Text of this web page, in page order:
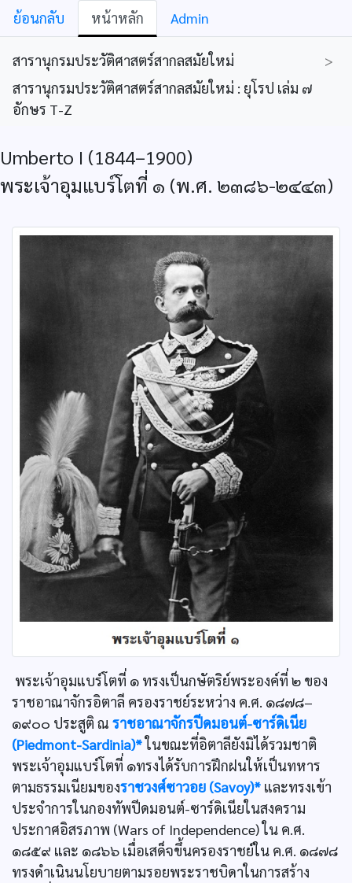
ย้อนกลับ หน้าหลัก Admin
สารานุกรมประวัติศาสตร์สากลสมัยใหม่
>
สารานุกรมประวัติศาสตร์สากลสมัยใหม่ : ยุโรป เล่ม ๗
อักษร T-Z
Umberto I (1844–1900)
พระเจ้าอุมแบร์โตที่ ๑ (พ.ศ. ๒๓๘๖-๒๔๔๓)
พระเจ้าอุมแบร์โตที่ ๑ ทรงเป็นกษัตริย์พระองค์ที่ ๒ ของ
ราชอาณาจักรอิตาลี ครองราชย์ระหว่าง ค.ศ. ๑๘๗๘–
๑๙๐๐ ประสูติ ณ ราชอาณาจักรปีดมอนต์-ซาร์ดิเนีย
(Piedmont-Sardinia)*ในขณะที่อิตาลียังมิได้รวมชาติ
พระเจ้าอุมแบร์โตที่ ๑ทรงได้รับการฝึกฝนให้เป็นทหาร
ตามธรรมเนียมของราชวงศ์ซาวอย (Savoy)* และทรงเข้า
ประจำการในกองทัพปีดมอนต์-ซาร์ดิเนียในสงคราม
ประกาศอิสรภาพ (Wars of Independence) ใน ค.ศ.
๑๘๕๙ และ ๑๘๖๖ เมื่อเสด็จขึ้นครองราชย์ใน ค.ศ. ๑๘๗๘
ทรงดำเนินนโยบายตามรอยพระราชบิดาในการสร้าง